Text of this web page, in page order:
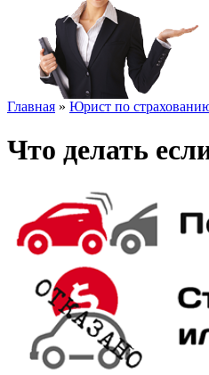
Главная » Юрист по
Что делать